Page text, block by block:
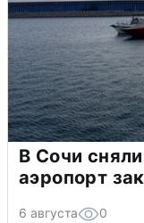
В Сочи
аэропорт
6 августа 0